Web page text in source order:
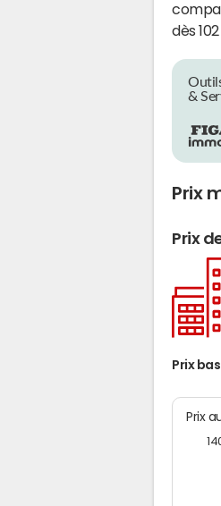
dès
&
Prix
Prix
Prix bas